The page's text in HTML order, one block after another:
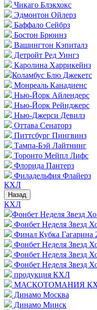
Чикаго Блэкхокс
Эдмонтон Ойлерз
Баффало Сейбрз
Бостон Брюинз
Вашингтон Кэпиталз
Детройт Ред Уингз
Каролина Харрикейнз
Коламбус Блю Джекетс
Монреаль Канадиенс
Нью-Йорк Айлендерс
Нью-Йорк Рейнджерс
Нью-Джерси Девилз
Оттава Сенаторз
Питтсбург Пингвинз
Тампа-Бэй Лайтнинг
Торонто Мейпл Лифс
Флорида Пантерз
Филадельфия Флайерз
КХЛ
Назад
КХЛ
Фонбет Неделя Звезд
Фонбет Неделя Звезд
Финал Кубка Гагарина
Фонбет Неделя Звезд
Фонбет Неделя Звезд
Фонбет Неделя Звезд
продукция КХЛ
МАСКОТОМАНИЯ
Динамо Москва
Динамо Минск